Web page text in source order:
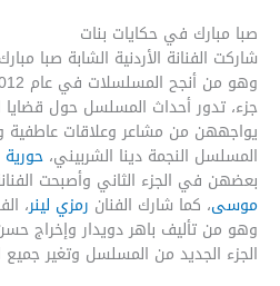
صبا مبارك في حكايات بنات
شاركت الفنانة الأردنية الشابة صبا
جزء، تدور أحداث المسلسل حول قضايا
يواجههن من مشاعر وعلاقات عاطفية
المسلسل النجمة دينا الشربيني،
بعضهن في الجزء الثاني وأصبحت
موسى، كما شارك الفنان رمزي لينر،
وهو من تأليف باهر دويدار وإخراج
الجزء الجديد من المسلسل وتغير جميع